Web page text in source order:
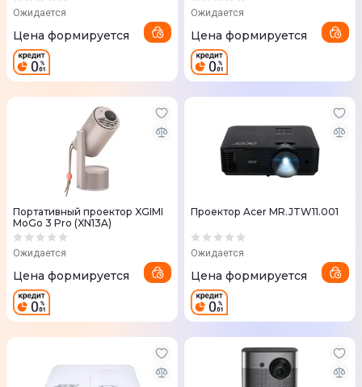
Ожидается
Цена формируется
Ожидается
Цена формируется
Портативный проектор XGIMI
MoGo 3 Pro (XN13A)
Ожидается
Цена формируется
Проектор Acer MR.JTW11.001
Ожидается
Цена формируется